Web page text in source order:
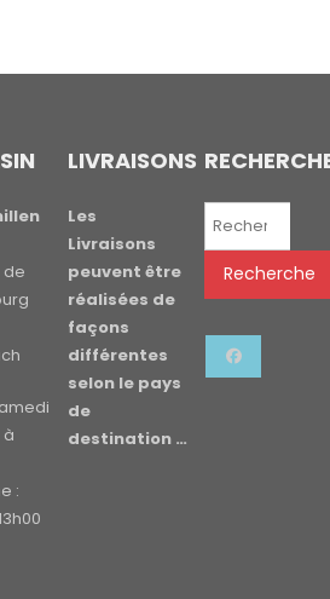
de
à
:
LIVRAISONS
Les
Livraisons
peuvent être
réalisées de
façons
différentes
selon le pays
de
destination …
Recherche